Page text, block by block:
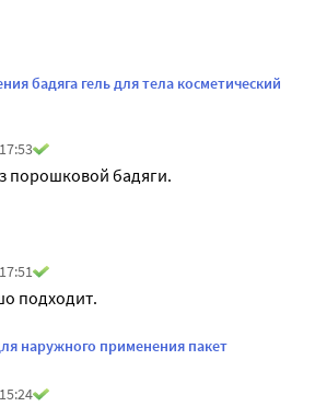
бадяга гель для тела косметический
порошковой бадяги.
подходит.
наружного применения пакет